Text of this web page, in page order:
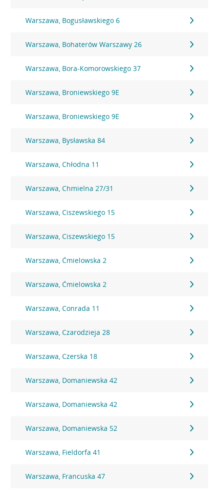
Warszawa, Bogusławskiego 6
Warszawa, Bohaterów Warszawy 26
Warszawa, Bora-Komorowskiego 37
Warszawa, Broniewskiego 9E
Warszawa, Broniewskiego 9E
Warszawa, Bysławska 84
Warszawa, Chłodna 11
Warszawa, Chmielna 27/31
Warszawa, Ciszewskiego 15
Warszawa, Ciszewskiego 15
Warszawa, Ćmielowska 2
Warszawa, Ćmielowska 2
Warszawa, Conrada 11
Warszawa, Czarodzieja 28
Warszawa, Czerska 18
Warszawa, Domaniewska 42
Warszawa, Domaniewska 42
Warszawa, Domaniewska 52
Warszawa, Fieldorfa 41
Warszawa, Francuska 47